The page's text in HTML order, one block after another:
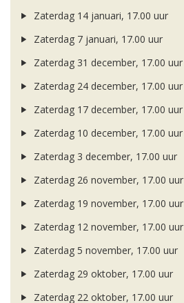
Zaterdag 14 januari, 17.00 uur
Zaterdag 7 januari, 17.00 uur
Zaterdag 31 december, 17.00 uur
Zaterdag 24 december, 17.00 uur
Zaterdag 17 december, 17.00 uur
Zaterdag 10 december, 17.00 uur
Zaterdag 3 december, 17.00 uur
Zaterdag 26 november, 17.00 uur
Zaterdag 19 november, 17.00 uur
Zaterdag 12 november, 17.00 uur
Zaterdag 5 november, 17.00 uur
Zaterdag 29 oktober, 17.00 uur
Zaterdag 22 oktober, 17.00 uur